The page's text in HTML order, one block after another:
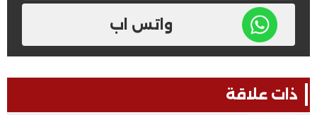
واتس اب
ذات علاقة